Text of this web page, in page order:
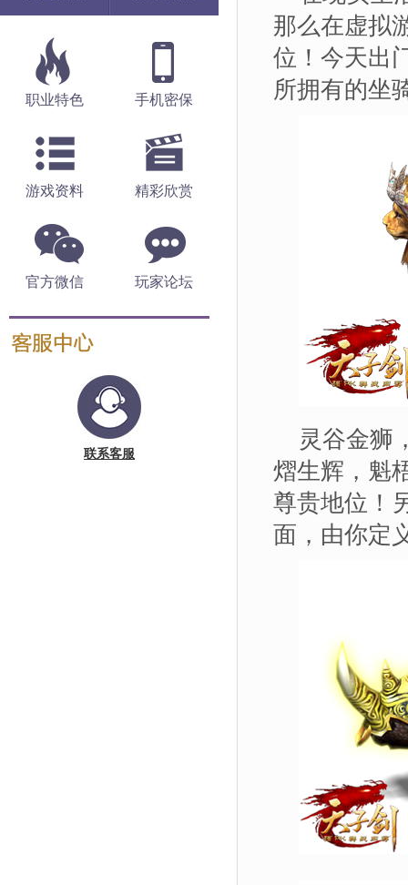
职业特色 手机密保
游戏资料 精彩欣赏
官方微信 玩家论坛
联系客服
那么在虚拟
位！今天出
所拥有的坐
灵谷金狮
熠生辉，魁
尊贵地位！
面，由你定